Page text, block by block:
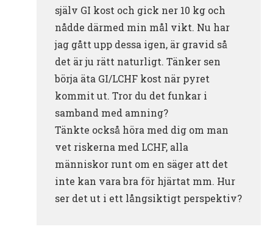
själv GI kost och gick ner 10 kg och
nådde därmed min mål vikt. Nu har
jag gått upp dessa igen, är gravid så
det är ju rätt naturligt. Tänker sen
börja äta GI/LCHF kost när pyret
kommit ut. Tror du det funkar i
samband med amning?
Tänkte också höra med dig om man
vet riskerna med LCHF, alla
människor runt om en säger att det
inte kan vara bra för hjärtat mm. Hur
ser det ut i ett långsiktigt perspektiv?